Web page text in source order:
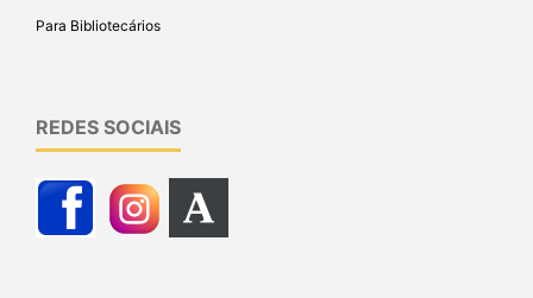
Para Bibliotecários
REDES SOCIAIS